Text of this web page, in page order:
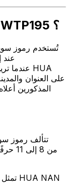
متى يجب أن أستخدم HNBKTWTP195 ؟
تُستخدم رموز
عند
المذكورين
تتألف رموز